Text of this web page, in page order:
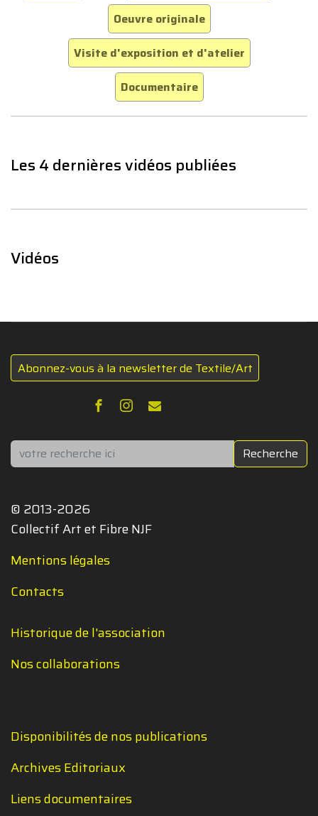
Oeuvre originale
Visite d'exposition et d'atelier
Documentaire
Les 4 dernières vidéos publiées
Vidéos
Abonnez-vous à la newsletter de Textile/Art
Rechercher Recherche
© 2013-2026
Collectif Art et Fibre NJF
Mentions légales
Contacts
Historique de l'association
Nos collaborations
Disponibilités de nos publications
Archives Editoriaux
Liens documentaires